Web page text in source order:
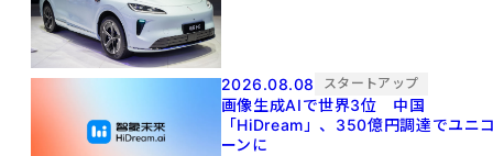
2026.08.08 スタートアップ
画像生成AIで世界3位 中国
「HiDream」、350億円調達でユニ
ーンに